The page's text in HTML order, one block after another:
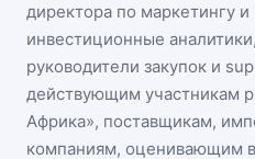
директора по маркетингу
инвестиционные
руководители закупок и
действующим участникам
Африка», поставщикам,
компаниям, оценивающим